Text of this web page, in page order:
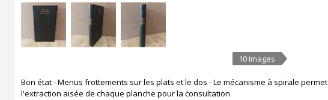
10 Images
‎Bon état - Menus frottements sur les plats et le dos - Le mécanisme à spirale permet
l'extraction aisée de chaque planche pour la consultation ‎